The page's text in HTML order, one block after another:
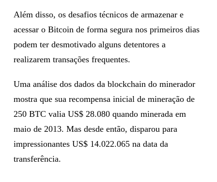
Além disso, os desafios técnicos de armazenar e
acessar o Bitcoin de forma segura nos primeiros dias
podem ter desmotivado alguns detentores a
realizarem transações frequentes.
Uma análise dos dados da blockchain do minerador
mostra que sua recompensa inicial de mineração de
250 BTC valia US$ 28.080 quando minerada em
maio de 2013. Mas desde então, disparou para
impressionantes US$ 14.022.065 na data da
transferência.